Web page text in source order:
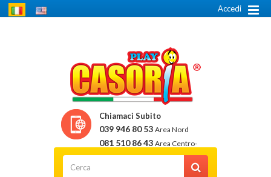
Accedi
Chiamaci Subito
039 946 80 53 Area Nord
081 510 86 43 Area Centro-
Sud